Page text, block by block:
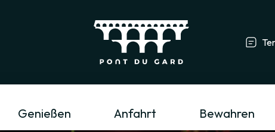
Tourismusfachmann/-frau & Gruppe
Genießen Anfahrt Bewahren